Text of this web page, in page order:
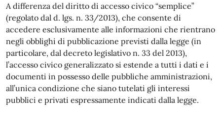
A differenza del diritto di accesso civico “semplice”
(regolato dal d. lgs. n. 33/2013), che consente di
accedere esclusivamente alle informazioni che rientrano
negli obblighi di pubblicazione previsti dalla legge (in
particolare, dal decreto legislativo n. 33 del 2013),
l’accesso civico generalizzato si estende a tutti i dati e i
documenti in possesso delle pubbliche amministrazioni,
all’unica condizione che siano tutelati gli interessi
pubblici e privati espressamente indicati dalla legge.